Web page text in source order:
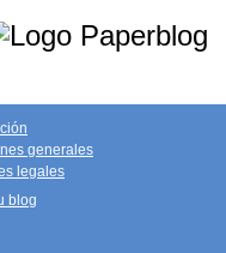
generales
legales
blog